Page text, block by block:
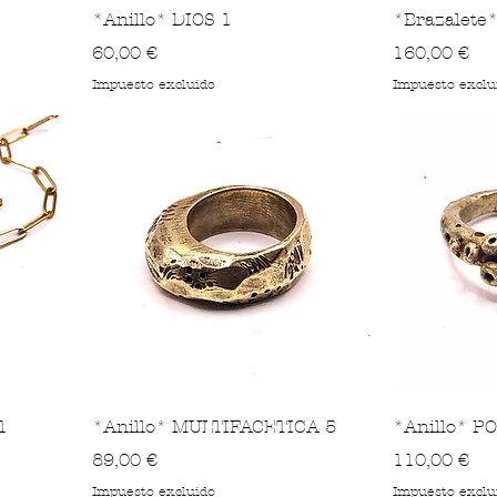
*Anillo* DIOS 1
Precio
60,00 €
Impuesto excluido
Precio
160,00 €
Impuesto
*Anillo* MULTIFACETICA 5
Precio
89,00 €
Impuesto excluido
*Anillo*
Precio
110,00 €
Impuesto